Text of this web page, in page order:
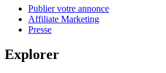
Publier votre annonce
Affiliate Marketing
Presse
Explorer